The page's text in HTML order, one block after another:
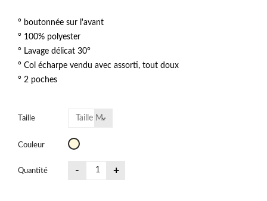
° boutonnée sur l'avant
° 100% polyester
° Lavage délicat 30°
° Col écharpe vendu avec assorti, tout doux
° 2 poches
Taille
Couleur Beige
Quantité - +